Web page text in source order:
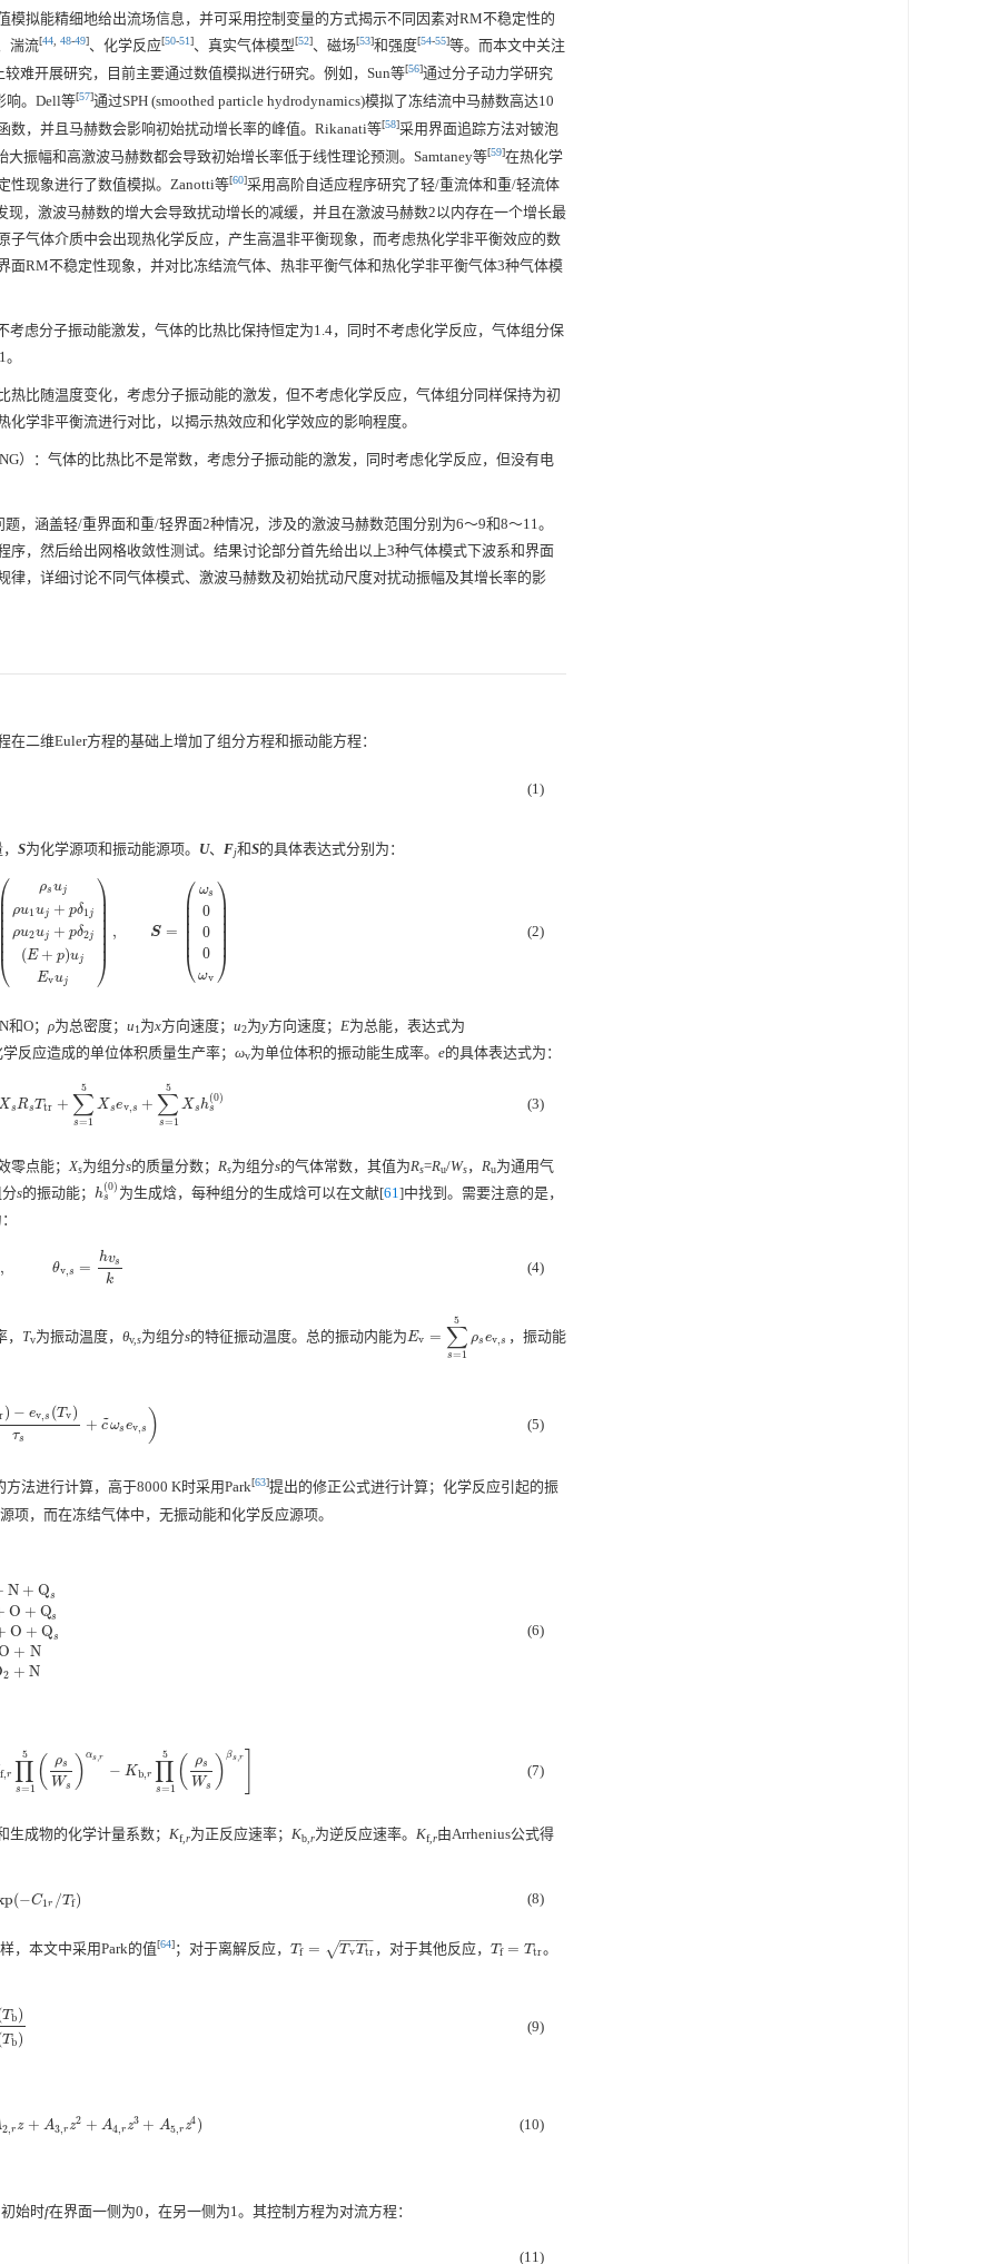
拟能精细地给出流场信息，并可采用控制变量的方式揭示不同因素对RM不稳定性的
湍流[44 48-49]、化学反应[50-51]、真实气体模型[52]、磁场[53]和强度[54-55]等。而本文中关注
难开展研究，目前主要通过数值模拟进行研究。例如，Sun等[56]通过分子动力学研究
响。Dell等[57]通过SPH (smoothed particle hydrodynamics)模拟了冻结流中马赫数高达10
数，并且马赫数会影响初始扰动增长率的峰值。Rikanati等[58]采用界面追踪方法对铍泡
振幅和高激波马赫数都会导致初始增长率低于线性理论预测。Samtaney等[59]在热化学
性现象进行了数值模拟。Zanotti等[60]采用高阶自适应程序研究了轻/重流体和重/轻流体
，激波马赫数的增大会导致扰动增长的减缓，并且在激波马赫数2以内存在一个增长最
气体介质中会出现热化学反应，产生高温非平衡现象，而考虑热化学非平衡效应的数
RM不稳定性现象，并对比冻结流气体、热非平衡气体和热化学非平衡气体3种气体模
考虑分子振动能激发，气体的比热比保持恒定为1.4，同时不考虑化学反应，气体组分保
热比随温度变化，考虑分子振动能的激发，但不考虑化学反应，气体组分同样保持为初
学非平衡流进行对比，以揭示热效应和化学效应的影响程度。
）：气体的比热比不是常数，考虑分子振动能的激发，同时考虑化学反应，但没有电
，涵盖轻/重界面和重/轻界面2种情况，涉及的激波马赫数范围分别为6～9和8～11。
，然后给出网格收敛性测试。结果讨论部分首先给出以上3种气体模式下波系和界面
，详细讨论不同气体模式、激波马赫数及初始扰动尺度对扰动振幅及其增长率的影
二维Euler方程的基础上增加了组分方程和振动能方程：
(1)
S为化学源项和振动能源项。 U、 Fj和S的具体表达式分别为：
⎛
⎝
⎜⎜⎜⎜⎜⎜⎜
ρs uj
ρu1uj + pδ1 j
ρu2uj + pδ2j
(E + p)uj
Evuj
⎞
⎠
⎟⎟⎟⎟⎟⎟⎟
, S =
⎛
⎝
⎜⎜⎜⎜⎜⎜
ωs
0
0
0
ωv
⎞
⎠
⎟⎟⎟⎟⎟⎟
u 1uj+pδ1jρ u2uj p δ p) ujE v j), = (2)
和O； ρ为总密度； u1为x方向速度； u2为y方向速度； E为总能，表达式为
反应造成的单位体积质量生产率； ωv为单位体积的振动能生成率。 e的具体表达式为：
sRsTtr + ∑
s=1
5
X sev,s + ∑
s=1
5
X sh
(0)
s
sRsTtr+ ∑s =1 5 Xsev,s + ∑s =1 5 Xshs(0) (3)
零点能；Xs为组分s的质量分数； Rs为组分s的气体常数，其值为Rs=Ru/Ws， Ru为通用气
s的振动能； h
(0)
s
hs(0 )为生成焓，每种组分的生成焓可以在文献[61]中找到。需要注意的是，
, θv,s =
hvs
k
/ v,s=h vs k (4)
Tv为振动温度， θv,s为组分s的特征振动温度。总的振动内能为Ev = ∑
s=1
5
ρs ev,s
Ev =∑ =1 5 ρsev, s ，振动能
) − ev,s (Tv)
τs
+ c~ωs ev,s )
tr)−ev,s(Tv)τs+c~ωsev,s ) (5)
方法进行计算，高于8000 K时采用Park[63]提出的修正公式进行计算；化学反应引起的振
项，而在冻结气体中，无振动能和化学反应源项。
N + Qs
O + Qs
O + Qs
+ N
2 + N
O 2+ Qs ⇌O (6)
f,r ∏
s=1
5 ( ρs
Ws ) αs ,r
− Kb,r ∏
s=1
5 ( ρs
Ws ) βs,r
s ( sWs α Kb,r∏ s= ρ sWs) βs (7)
生成物的化学计量系数； Kf,r为正反应速率； Kb, r为逆反应速率。 Kf,r由Arrhenius公式得
p(−C1r /Tf)
p(−C1r/Tf) (8)
，本文中采用Park的值[64]；对于离解反应， Tf = TvTtr
− −
−−
√
Tf =T vTtr ，对于其他反应， Tf = Ttr
Tf=T tr
。
Tb)
Tb)
req (9)
2,r z + A3,r z2 + A4,r z3 + A5,r z4)
2,rz +A3,rz2+ A4 ,rz3+A 5,r z4) (10)
始时f在界面一侧为0，在另一侧为1。其控制方程为对流方程：
(11)